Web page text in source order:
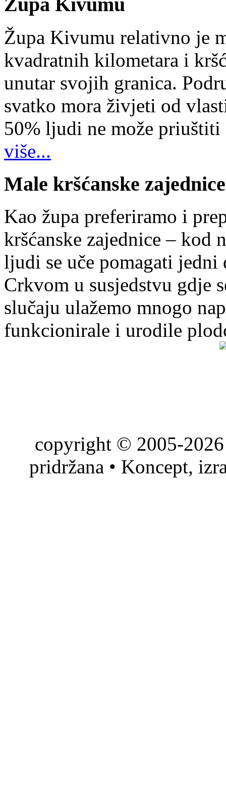
Župa Kivumu relativno je
kvadratnih kilometara i
unutar svojih granica.
svatko mora živjeti od
50% ljudi ne može
više...
Male kršćanske zajednice
Kao župa preferiramo i
kršćanske zajednice – kod
ljudi se uče pomagati
Crkvom u susjedstvu gdje
slučaju ulažemo mnogo
funkcionirale i urodile
copyright © 2005-
pridržana • Koncept,